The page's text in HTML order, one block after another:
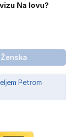
Na lovu?
Ženska
Petrom